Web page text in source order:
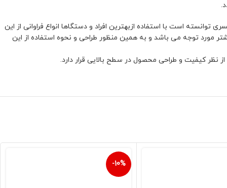
است با استفاده ازبهترین افراد و دستگاها انواع فراوانی از این
مورد توجه می باشد و به همین منظور طراحی و نحوه استفاده از این
نظر کیفیت و طراحی محصول در سطح بالایی قرار دارد.
-10%